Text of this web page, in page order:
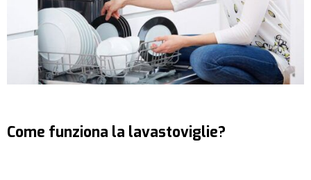
Come funziona la lavastoviglie?